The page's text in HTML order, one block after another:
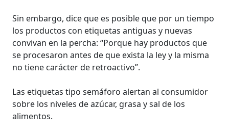
Sin embargo, dice que es posible que por un tiempo
los productos con etiquetas antiguas y nuevas
convivan en la percha: “Porque hay productos que
se procesaron antes de que exista la ley y la misma
no tiene carácter de retroactivo”.
Las etiquetas tipo semáforo alertan al consumidor
sobre los niveles de azúcar, grasa y sal de los
alimentos.